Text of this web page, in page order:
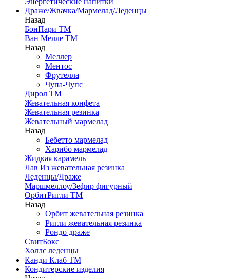
Драже/Жвачка/Мармелад/Леденцы
Назад
БонПари ТМ
Ван Мелле ТМ
Назад
Меллер
Ментос
Фрутелла
Чупа-Чупс
Дирол ТМ
Жевательная конфета
Жевательная резинка
Жевательный мармелад
Назад
Бебетто мармелад
Харибо мармелад
Жидкая карамель
Лав Из жевательная резинка
Леденцы/Драже
Маршмеллоу/Зефир фигурный
ОрбитРигли ТМ
Назад
Орбит жевательная резинка
Ригли жевательная резинка
Рондо драже
СвитБокс
Холлс леденцы
Канди Клаб ТМ
Кондитерские изделия